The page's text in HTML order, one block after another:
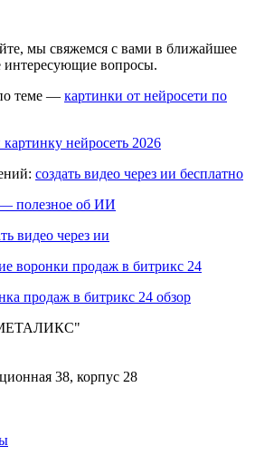
мы свяжемся с вами в ближайшее
интересующие вопросы.
теме — картинки от нейросети по
картинку нейросеть 2026
создать видео через ии бесплатно
полезное об ИИ
видео через ии
воронки продаж в битрикс 24
продаж в битрикс 24 обзор
МЕТАЛИКС"
38, корпус 28